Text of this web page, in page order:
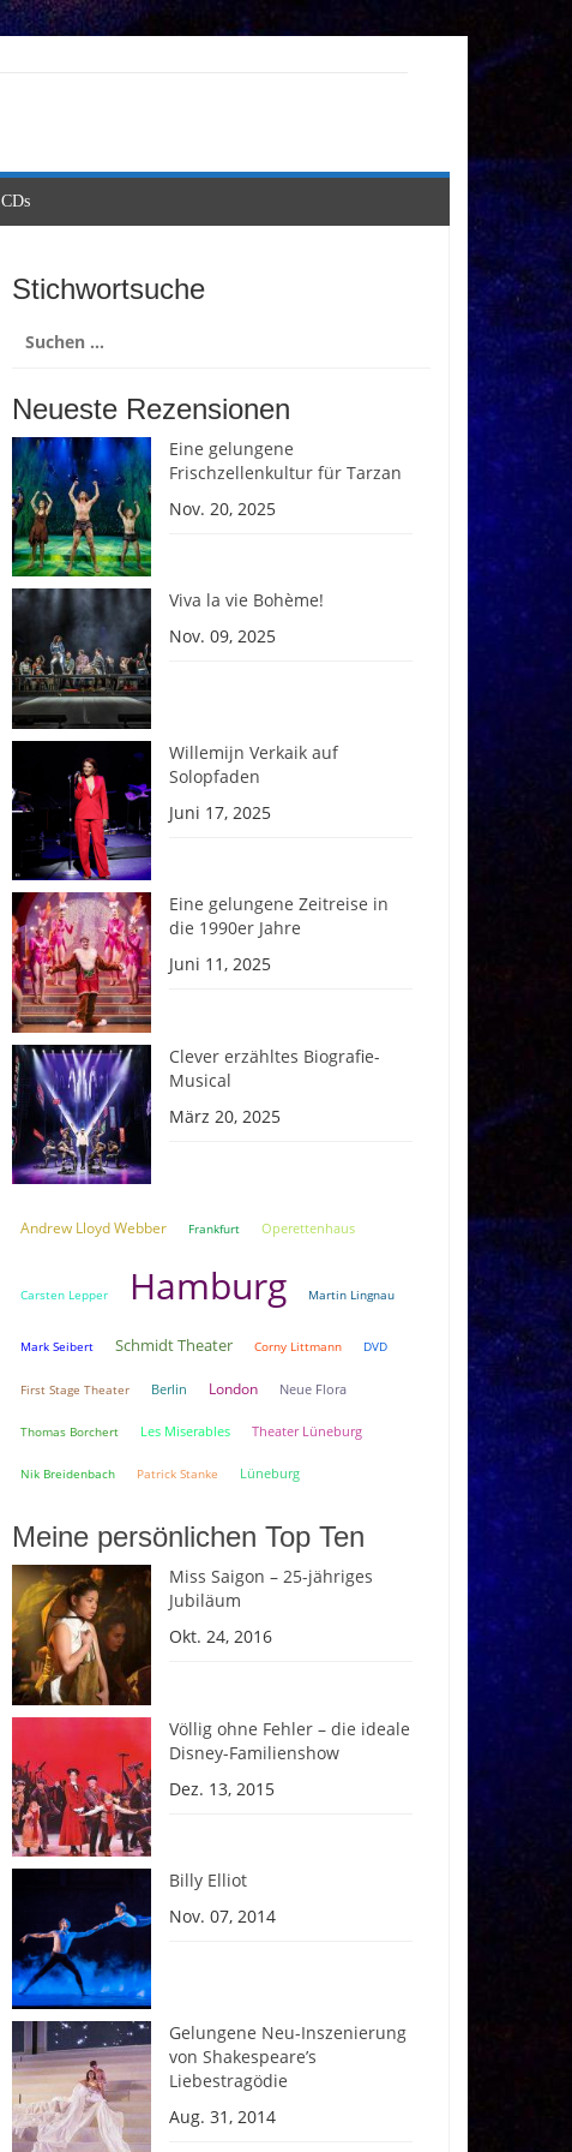
CDs
Stichwortsuche
nach:
Neueste Rezensionen
Eine gelungene
Frischzellenkultur für Tarzan
Nov. 20, 2025
Viva la vie Bohème!
Nov. 09, 2025
Willemijn Verkaik auf
Solopfaden
Juni 17, 2025
Eine gelungene Zeitreise in
die 1990er Jahre
Juni 11, 2025
Clever erzähltes Biografie-
Musical
März 20, 2025
Andrew Lloyd Webber Frankfurt Operettenhaus
Carsten Lepper Hamburg Martin Lingnau
Mark Seibert Schmidt Theater Corny Littmann DVD
First Stage Theater Berlin London Neue Flora
Thomas Borchert Les Miserables Theater Lüneburg
Nik Breidenbach Patrick Stanke Lüneburg
Meine persönlichen Top Ten
Miss Saigon – 25-jähriges
Jubiläum
Okt. 24, 2016
Völlig ohne Fehler – die ideale
Disney-Familienshow
Dez. 13, 2015
Billy Elliot
Nov. 07, 2014
Gelungene Neu-Inszenierung
von Shakespeare’s
Liebestragödie
Aug. 31, 2014